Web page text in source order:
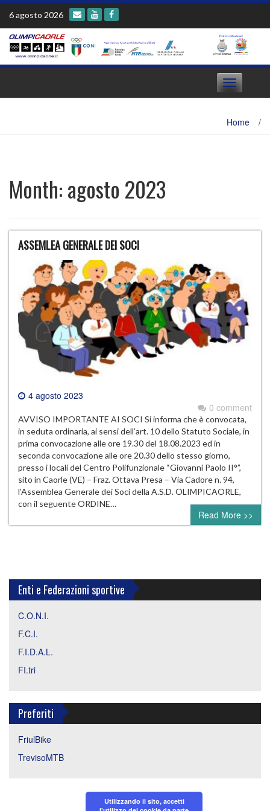
Skip
content
6 agosto 2026
Toggle
navigation
Home /
Month:agosto 2023
ASSEMLEA GENERALE DEI SOCI
4 agosto 2023
0 comment
AVVISO IMPORTANTE AI SOCI Si informa che è convocata,
in seduta ordinaria, ai sensi dell’art. 10 dello Statuto Sociale, in
prima convocazione alle ore 19.30 del 18.08.2023 ed in
seconda convocazione alle ore 20.30 dello stesso giorno,
presso i locali del Centro Polifunzionale “Giovanni Paolo II°”,
sito in Caorle (VE) – Fraz. Ottava Presa – Via Cadore n. 94,
l’Assemblea Generale dei Soci della A.S.D. OLIMPICAORLE,
con il seguente ORDINE…
Read More >>
Enti e Federazioni sportive
C.O.N.I.
F.C.I.
F.I.D.A.L.
FI.tri
Preferiti
FriulBike
TrevisoMTB
Utilizzando il sito, accetti